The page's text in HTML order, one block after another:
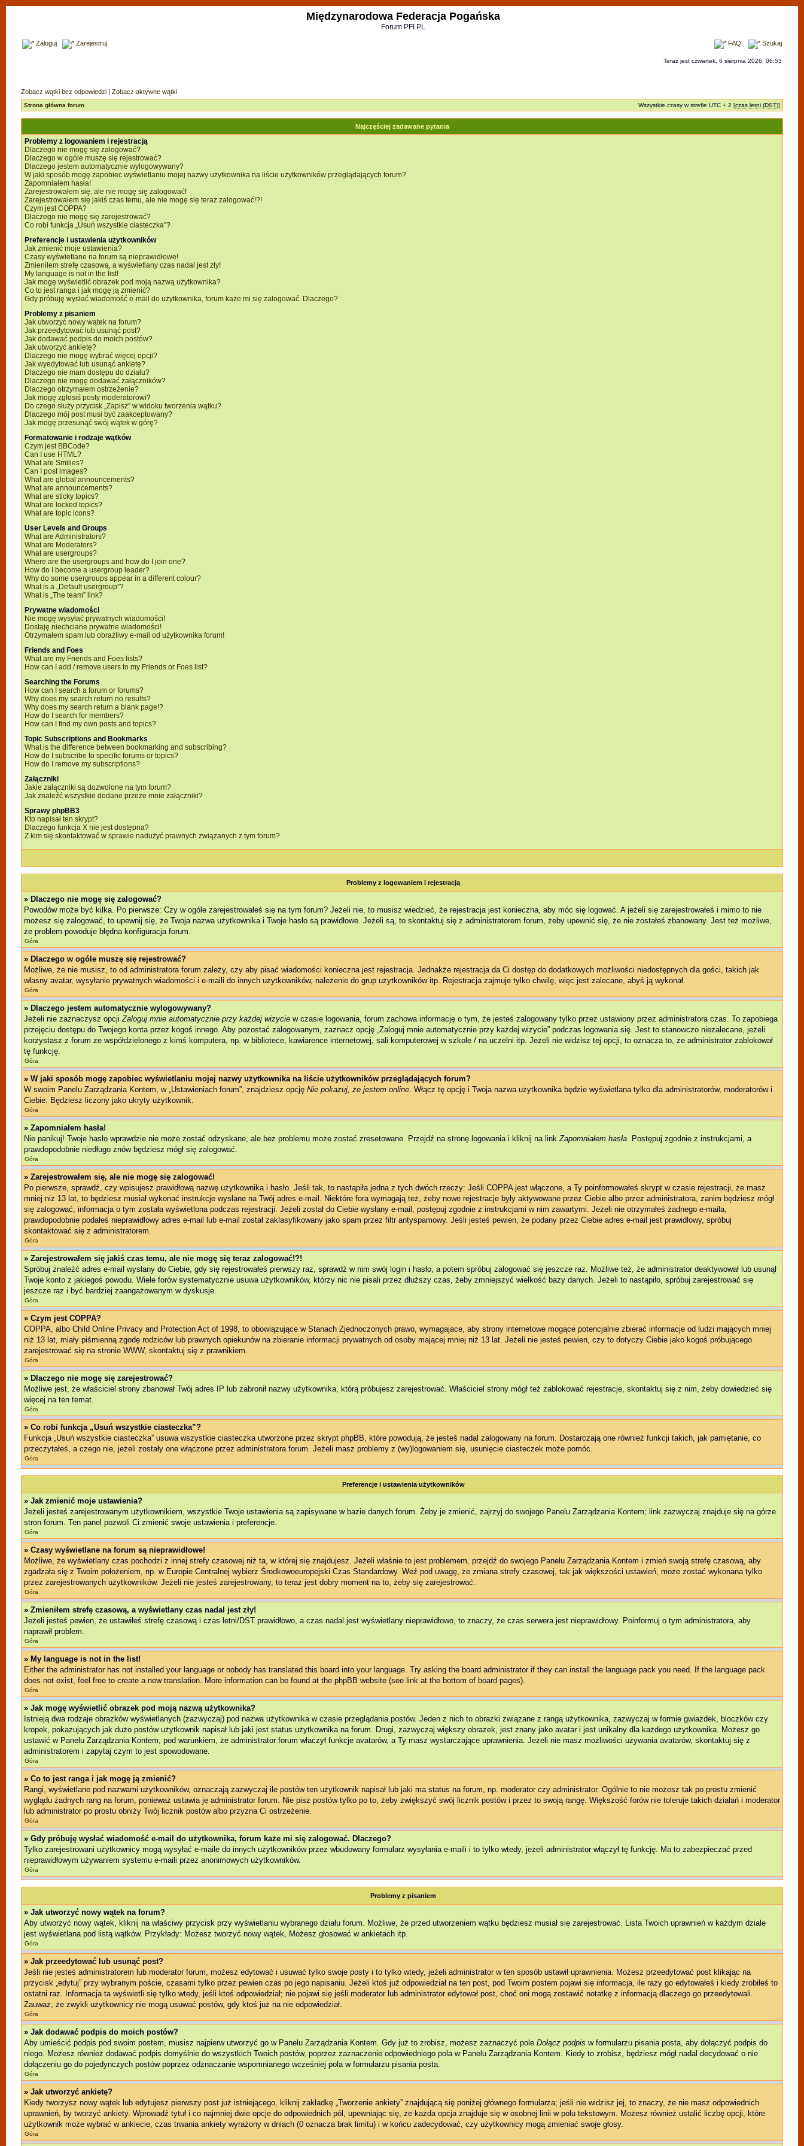
Międzynarodowa Federacja Pogańska
Forum PFI PL
Zaloguj Zarejestruj FAQ Szukaj
Teraz jest czwartek, 6 sierpnia 2026, 06:53
Zobacz wątki bez odpowiedzi | Zobacz aktywne wątki
Strona główna forum Wszystkie czasy w strefie UTC + 2 [czas letni (DST)]
Najczęściej zadawane pytania
Problemy z logowaniem i rejestracją
Dlaczego nie mogę się zalogować?
Dlaczego w ogóle muszę się rejestrować?
Dlaczego jestem automatycznie wylogowywany?
W jaki sposób mogę zapobiec wyświetlaniu mojej nazwy użytkownika na liście użytkowników przeglądających forum?
Zapomniałem hasła!
Zarejestrowałem się, ale nie mogę się zalogować!
Zarejestrowałem się jakiś czas temu, ale nie mogę się teraz zalogować!?!
Czym jest COPPA?
Dlaczego nie mogę się zarejestrować?
Co robi funkcja „Usuń wszystkie ciasteczka”?
Preferencje i ustawienia użytkowników
Jak zmienić moje ustawienia?
Czasy wyświetlane na forum są nieprawidłowe!
Zmieniłem strefę czasową, a wyświetlany czas nadal jest zły!
My language is not in the list!
Jak mogę wyświetlić obrazek pod moją nazwą użytkownika?
Co to jest ranga i jak mogę ją zmienić?
Gdy próbuję wysłać wiadomość e-mail do użytkownika, forum każe mi się zalogować. Dlaczego?
Problemy z pisaniem
Jak utworzyć nowy wątek na forum?
Jak przeedytować lub usunąć post?
Jak dodawać podpis do moich postów?
Jak utworzyć ankietę?
Dlaczego nie mogę wybrać więcej opcji?
Jak wyedytować lub usunąć ankietę?
Dlaczego nie mam dostępu do działu?
Dlaczego nie mogę dodawać załączników?
Dlaczego otrzymałem ostrzeżenie?
Jak mogę zgłosiś posty moderatorowi?
Do czego służy przycisk „Zapisz” w widoku tworzenia wątku?
Dlaczego mój post musi być zaakceptowany?
Jak mogę przesunąć swój wątek w górę?
Formatowanie i rodzaje wątków
Czym jest BBCode?
Can I use HTML?
What are Smilies?
Can I post images?
What are global announcements?
What are announcements?
What are sticky topics?
What are locked topics?
What are topic icons?
User Levels and Groups
What are Administrators?
What are Moderators?
What are usergroups?
Where are the usergroups and how do I join one?
How do I become a usergroup leader?
Why do some usergroups appear in a different colour?
What is a „Default usergroup”?
What is „The team” link?
Prywatne wiadomości
Nie mogę wysyłać prywatnych wiadomości!
Dostaję niechciane prywatne wiadomości!
Otrzymałem spam lub obraźliwy e-mail od użytkownika forum!
Friends and Foes
What are my Friends and Foes lists?
How can I add / remove users to my Friends or Foes list?
Searching the Forums
How can I search a forum or forums?
Why does my search return no results?
Why does my search return a blank page!?
How do I search for members?
How can I find my own posts and topics?
Topic Subscriptions and Bookmarks
What is the difference between bookmarking and subscribing?
How do I subscribe to specific forums or topics?
How do I remove my subscriptions?
Załączniki
Jakie załączniki są dozwolone na tym forum?
Jak znaleźć wszystkie dodane przeze mnie załączniki?
Sprawy phpBB3
Kto napisał ten skrypt?
Dlaczego funkcja X nie jest dostępna?
Z kim się skontaktować w sprawie nadużyć prawnych związanych z tym forum?
Problemy z logowaniem i rejestracją
» Dlaczego nie mogę się zalogować?
Powodów może być kilka. Po pierwsze: Czy w ogóle zarejestrowałeś się na tym forum? Jeżeli nie, to musisz wiedzieć, że rejestracja jest konieczna, aby móc się logować. A jeżeli się zarejestrowałeś i mimo to nie
możesz się zalogować, to upewnij się, że Twoja nazwa użytkownika i Twoje hasło są prawidłowe. Jeżeli są, to skontaktuj się z administratorem forum, żeby upewnić się, że nie zostałeś zbanowany. Jest też możliwe,
że problem powoduje błędna konfiguracja forum.
Góra
» Dlaczego w ogóle muszę się rejestrować?
Możliwe, że nie musisz, to od administratora forum zależy, czy aby pisać wiadomości konieczna jest rejestracja. Jednakże rejestracja da Ci dostęp do dodatkowych możliwości niedostępnych dla gości, takich jak
własny avatar, wysyłanie prywatnych wiadomości i e-maili do innych użytkowników, należenie do grup użytkowników itp. Rejestracja zajmuje tylko chwilę, więc jest zalecane, abyś ją wykonał.
Góra
» Dlaczego jestem automatycznie wylogowywany?
Jeżeli nie zaznaczysz opcjiZaloguj mnie automatycznie przy każdej wizycie w czasie logowania, forum zachowa informację o tym, że jesteś zalogowany tylko przez ustawiony przez administratora czas. To zapobiega
przejęciu dostępu do Twojego konta przez kogoś innego. Aby pozostać zalogowanym, zaznacz opcję „Zaloguj mnie automatycznie przy każdej wizycie” podczas logowania się. Jest to stanowczo niezalecane, jeżeli
korzystasz z forum ze współdzielonego z kimś komputera, np. w bibliotece, kawiarence internetowej, sali komputerowej w szkole / na uczelni itp. Jeżeli nie widzisz tej opcji, to oznacza to, że administrator zablokował
tę funkcję.
Góra
» W jaki sposób mogę zapobiec wyświetlaniu mojej nazwy użytkownika na liście użytkowników przeglądających forum?
W swoim Panelu Zarządzania Kontem, w „Ustawieniach forum”, znajdziesz opcję Nie pokazuj, że jestem online. Włącz tę opcję i Twoja nazwa użytkownika będzie wyświetlana tylko dla administratorów, moderatorów i
Ciebie. Będziesz liczony jako ukryty użytkownik.
Góra
» Zapomniałem hasła!
Nie panikuj! Twoje hasło wprawdzie nie może zostać odzyskane, ale bez problemu może zostać zresetowane. Przejdź na stronę logowania i kliknij na linkZapomniałem hasła. Postępuj zgodnie z instrukcjami, a
prawdopodobnie niedługo znów będziesz mógł się zalogować.
Góra
» Zarejestrowałem się, ale nie mogę się zalogować!
Po pierwsze, sprawdź, czy wpisujesz prawidłową nazwę użytkownika i hasło. Jeśli tak, to nastąpiła jedna z tych dwóch rzeczy: Jeśli COPPA jest włączone, a Ty poinformowałeś skrypt w czasie rejestracji, że masz
mniej niż 13 lat, to będziesz musiał wykonać instrukcje wysłane na Twój adres e-mail. Niektóre fora wymagają też, żeby nowe rejestracje były aktywowane przez Ciebie albo przez administratora, zanim będziesz mógł
się zalogować; informacja o tym została wyświetlona podczas rejestracji. Jeżeli został do Ciebie wysłany e-mail, postępuj zgodnie z instrukcjami w nim zawartymi. Jeżeli nie otrzymałeś żadnego e-maila,
prawdopodobnie podałeś nieprawidłowy adres e-mail lub e-mail został zaklasyfikowany jako spam przez filtr antyspamowy. Jeśli jesteś pewien, że podany przez Ciebie adres e-mail jest prawidłowy, spróbuj
skontaktować się z administratorem.
Góra
» Zarejestrowałem się jakiś czas temu, ale nie mogę się teraz zalogować!?!
Spróbuj znaleźć adres e-mail wysłany do Ciebie, gdy się rejestrowałeś pierwszy raz, sprawdź w nim swój login i hasło, a potem spróbuj zalogować się jeszcze raz. Możliwe też, że administrator deaktywował lub usunął
Twoje konto z jakiegoś powodu. Wiele forów systematycznie usuwa użytkowników, którzy nic nie pisali przez dłuższy czas, żeby zmniejszyć wielkość bazy danych. Jeżeli to nastąpiło, spróbuj zarejestrować się
jeszcze raz i być bardziej zaangażowanym w dyskusje.
Góra
» Czym jest COPPA?
COPPA, albo Child Online Privacy and Protection Act of 1998, to obowiązujące w Stanach Zjednoczonych prawo, wymagajace, aby strony internetowe mogące potencjalnie zbierać informacje od ludzi mających mniej
niż 13 lat, miały piśmienną zgodę rodziców lub prawnych opiekunów na zbieranie informacji prywatnych od osoby mającej mniej niż 13 lat. Jeżeli nie jesteś pewien, czy to dotyczy Ciebie jako kogoś próbującego
zarejestrować się na stronie WWW, skontaktuj się z prawnikiem.
Góra
» Dlaczego nie mogę się zarejestrować?
Możliwe jest, że właściciel strony zbanował Twój adres IP lub zabronił nazwy użytkownika, którą próbujesz zarejestrować. Właściciel strony mógł też zablokować rejestracje, skontaktuj się z nim, żeby dowiedzieć się
więcej na ten temat.
Góra
» Co robi funkcja „Usuń wszystkie ciasteczka”?
Funkcja „Usuń wszystkie ciasteczka” usuwa wszystkie ciasteczka utworzone przez skrypt phpBB, które powodują, że jesteś nadal zalogowany na forum. Dostarczają one również funkcji takich, jak pamiętanie, co
przeczytałeś, a czego nie, jeżeli zostały one włączone przez administratora forum. Jeżeli masz problemy z (wy)logowaniem się, usunięcie ciasteczek może pomóc.
Góra
Preferencje i ustawienia użytkowników
» Jak zmienić moje ustawienia?
Jeżeli jesteś zarejestrowanym użytkownikiem, wszystkie Twoje ustawienia są zapisywane w bazie danych forum. Żeby je zmienić, zajrzyj do swojego Panelu Zarządzania Kontem; link zazwyczaj znajduje się na górze
stron forum. Ten panel pozwoli Ci zmienić swoje ustawienia i preferencje.
Góra
» Czasy wyświetlane na forum są nieprawidłowe!
Możliwe, że wyświetlany czas pochodzi z innej strefy czasowej niż ta, w której się znajdujesz. Jeżeli właśnie to jest problemem, przejdź do swojego Panelu Zarządzania Kontem i zmień swoją strefę czasową, aby
zgadzała się z Twoim położeniem, np. w Europie Centralnej wybierz Środkowoeuropejski Czas Standardowy. Weź pod uwagę, że zmiana strefy czasowej, tak jak większości ustawień, może zostać wykonana tylko
przez zarejestrowanych użytkowników. Jeżeli nie jesteś zarejestrowany, to teraz jest dobry moment na to, żeby się zarejestrować.
Góra
» Zmieniłem strefę czasową, a wyświetlany czas nadal jest zły!
Jeżeli jesteś pewien, że ustawiłeś strefę czasową i czas letni/DST prawidłowo, a czas nadal jest wyświetlany nieprawidłowo, to znaczy, że czas serwera jest nieprawidłowy. Poinformuj o tym administratora, aby
naprawił problem.
Góra
» My language is not in the list!
Either the administrator has not installed your language or nobody has translated this board into your language. Try asking the board administrator if they can install the language pack you need. If the language pack
does not exist, feel free to create a new translation. More information can be found at the phpBB website (see link at the bottom of board pages).
Góra
» Jak mogę wyświetlić obrazek pod moją nazwą użytkownika?
Istnieją dwa rodzaje obrazków wyświetlanych (zazwyczaj) pod nazwa użytkownika w czasie przeglądania postów. Jeden z nich to obrazki związane z rangą użytkownika, zazwyczaj w formie gwiazdek, bloczków czy
kropek, pokazujących jak dużo postów użytkownik napisał lub jaki jest status użytkownika na forum. Drugi, zazwyczaj większy obrazek, jest znany jako avatar i jest unikalny dla każdego użytkownika. Możesz go
ustawić w Panelu Zarządzania Kontem, pod warunkiem, że administrator forum właczył funkcje avatarów, a Ty masz wystarczające uprawnienia. Jeżeli nie masz możliwości używania avatarów, skontaktuj się z
administratorem i zapytaj czym to jest spowodowane.
Góra
» Co to jest ranga i jak mogę ją zmienić?
Rangi, wyświetlane pod nazwami użytkowników, oznaczają zazwyczaj ile postów ten użytkownik napisał lub jaki ma status na forum, np. moderator czy administrator. Ogólnie to nie możesz tak po prostu zmienić
wyglądu żadnych rang na forum, ponieważ ustawia je administrator forum. Nie pisz postów tylko po to, żeby zwiększyć swój licznik postów i przez to swoją rangę. Większość forów nie toleruje takich działań i moderator
lub administrator po prostu obniży Twój licznik postów albo przyzna Ci ostrzeżenie.
Góra
» Gdy próbuję wysłać wiadomość e-mail do użytkownika, forum każe mi się zalogować. Dlaczego?
Tylko zarejestrowani użytkownicy mogą wysyłać e-maile do innych użytkowników przez wbudowany formularz wysyłania e-maili i to tylko wtedy, jeżeli administrator włączył tę funkcję. Ma to zabezpieczać przed
nieprawidłowym używaniem systemu e-maili przez anonimowych użytkowników.
Góra
Problemy z pisaniem
» Jak utworzyć nowy wątek na forum?
Aby utworzyć nowy wątek, kliknij na właściwy przycisk przy wyświetlaniu wybranego działu forum. Możliwe, że przed utworzeniem wątku będziesz musiał się zarejestrować. Lista Twoich uprawnień w każdym dziale
jest wyświetlana pod listą wątków. Przykłady: Możesz tworzyć nowy wątek, Możesz głosować w ankietach itp.
Góra
» Jak przeedytować lub usunąć post?
Jeśli nie jesteś administratorem lub moderator forum, możesz edytować i usuwać tylko swoje posty i to tylko wtedy, jeżeli administrator w ten sposób ustawił uprawnienia. Możesz przeedytować post klikając na
przycisk „edytuj” przy wybranym poście, czasami tylko przez pewien czas po jego napisaniu. Jeżeli ktoś już odpowiedział na ten post, pod Twoim postem pojawi się informacja, ile razy go edytowałeś i kiedy zrobiłeś to
ostatni raz. Informacja ta wyświetli się tylko wtedy, jeśli ktoś odpowiedział; nie pojawi się jeśli moderator lub administrator edytował post, choć oni mogą zostawić notatkę z informacją dlaczego go przeedytowali.
Zauważ, że zwykli użytkownicy nie mogą usuwać postów, gdy ktoś już na nie odpowiedział.
Góra
» Jak dodawać podpis do moich postów?
Aby umieścić podpis pod swoim postem, musisz najpierw utworzyć go w Panelu Zarządzania Kontem. Gdy już to zrobisz, możesz zaznaczyć pole Dołącz podpis w formularzu pisania posta, aby dołączyć podpis do
niego. Możesz również dodawać podpis domyślnie do wszystkich Twoich postów, poprzez zaznaczenie odpowiedniego pola w Panelu Zarządzania Kontem. Kiedy to zrobisz, będziesz mógł nadal decydować o nie
dołączeniu go do pojedynczych postów poprzez odznaczanie wspomnianego wcześniej pola w formularzu pisania posta.
Góra
» Jak utworzyć ankietę?
Kiedy tworzysz nowy wątek lub edytujesz pierwszy post już istniejącego, kliknij zakładkę „Tworzenie ankiety” znajdującą się poniżej głównego formularza; jeśli nie widzisz jej, to znaczy, że nie masz odpowiednich
uprawnień, by tworzyć ankiety. Wprowadź tytuł i co najmniej dwie opcje do odpowiednich pól, upewniając się, że każda opcja znajduje się w osobnej linii w polu tekstowym. Możesz również ustalić liczbę opcji, które
użytkownik może wybrać w ankiecie, czas trwania ankiety wyrażony w dniach (0 oznacza brak limitu) i w końcu zadecydować, czy użytkownicy mogą zmieniać swoje głosy.
Góra